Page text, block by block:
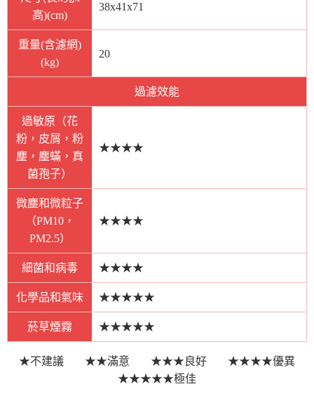
高)(cm)
38x41x71
重量(含濾網)
(kg)
20
過濾效能
過敏原（花
粉，皮屑，粉
塵，塵蟎，真
菌孢子）
★★★★
微塵和微粒子
（PM10，
PM2.5）
★★★★
細菌和病毒 ★★★★
化學品和氣味 ★★★★★
菸草煙霧 ★★★★★
★不建議 ★★滿意 ★★★良好
★★★★優異
★★★★★極佳